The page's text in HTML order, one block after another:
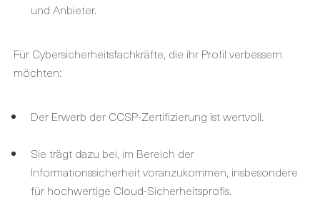
und Anbieter.
Für Cybersicherheitsfachkräfte, die ihr Profil verbessern
möchten:
Der Erwerb der CCSP-Zertifizierung ist wertvoll.
Sie trägt dazu bei, im Bereich der
Informationssicherheit voranzukommen, insbesondere
für hochwertige Cloud-Sicherheitsprofis.